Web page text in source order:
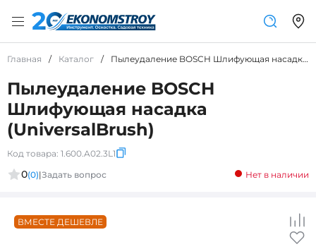
Главная / Каталог / Пылеудаление BOSCH Шлифующая насадка (UniversalBrush)
Пылеудаление BOSCH
Шлифующая насадка
(UniversalBrush)
Код товара: 1.600.A02.3L1
0(0)|Задать вопрос Нет в наличии
ВМЕСТЕ ДЕШЕВЛЕ